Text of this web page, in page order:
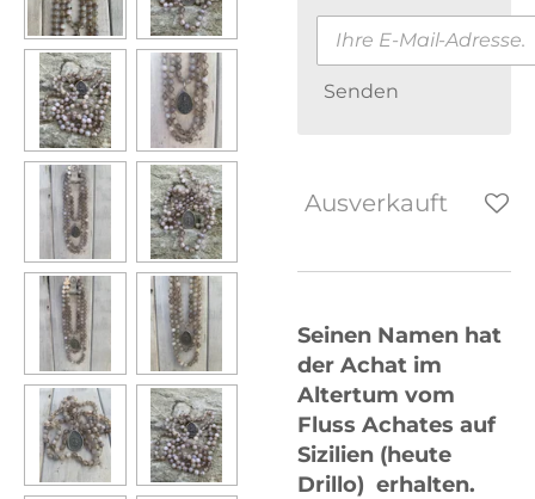
Senden
Ausverkauft
Seinen Namen hat
der Achat im
Altertum vom
Fluss Achates auf
Sizilien (heute
Drillo) erhalten.